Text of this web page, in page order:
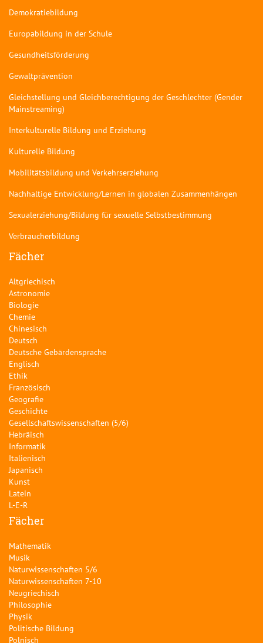
Demokratiebildung
Europabildung in der Schule
Gesundheitsförderung
Gewaltprävention
Gleichstellung und Gleichberechtigung der Geschlechter (Gender
Mainstreaming)
Interkulturelle Bildung und Erziehung
Kulturelle Bildung
Mobilitätsbildung und Verkehrserziehung
Nachhaltige Entwicklung/Lernen in globalen Zusammenhängen
Sexualerziehung/Bildung für sexuelle Selbstbestimmung
Verbraucherbildung
Fächer
Altgriechisch
Astronomie
Biologie
Chemie
Chinesisch
Deutsch
Deutsche Gebärdensprache
Englisch
Ethik
Französisch
Geografie
Geschichte
Gesellschaftswissenschaften (5/6)
Hebräisch
Informatik
Italienisch
Japanisch
Kunst
Latein
L-E-R
Fächer
Mathematik
Musik
Naturwissenschaften 5/6
Naturwissenschaften 7-10
Neugriechisch
Philosophie
Physik
Politische Bildung
Polnisch